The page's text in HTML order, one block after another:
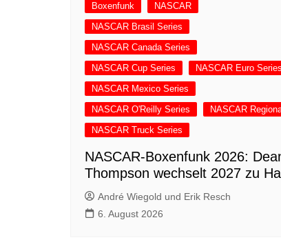
Boxenfunk
NASCAR
NASCAR Brasil Series
NASCAR Canada Series
NASCAR Cup Series
NASCAR Euro Series
NASCAR Mexico Series
NASCAR O'Reilly Series
NASCAR
NASCAR Truck Series
NASCAR-Boxenfunk 2026:
Thompson wechselt 2027 zu
André Wiegold und Erik Resch
6. August 2026